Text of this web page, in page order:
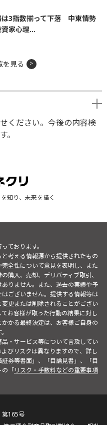
は3指数揃って下落 中東情勢
家心理...
を見る
ください。今後の内容検
。
知り、未来を描く
ております。
考える情報源から提供されたもの
全性について意見を表明し、また
購入、売却、デリバティブ取引、
りません。また、過去の実績や予
ございません。提供する情報等は
更または削除されることがござい
お客様が取った行動の結果に対し
かる最終決定は、お客様ご自身の
・サービス等について言及してい
びリスクは異なりますので、詳し
券等書面」、「目論見書」、「目
の「リスク・手数料などの重要事項
165号